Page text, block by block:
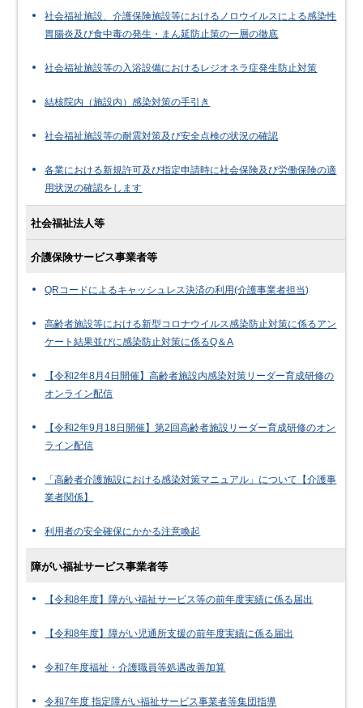
社会福祉施設、介護保険施設等におけるノロウイルスによる感染性
胃腸炎及び食中毒の発生・まん延防止策の一層の徹底
社会福祉施設等の入浴設備におけるレジオネラ症発生防止対策
結核院内（施設内）感染対策の手引き
社会福祉施設等の耐震対策及び安全点検の状況の確認
各業における新規許可及び指定申請時に社会保険及び労働保険の適
用状況の確認をします
社会福祉法人等
介護保険サービス事業者等
QRコードによるキャッシュレス決済の利用(介護事業者担当)
高齢者施設等における新型コロナウイルス感染防止対策に係るアン
ケート結果並びに感染防止対策に係るQ＆A
【令和2年8月4日開催】高齢者施設内感染対策リーダー育成研修の
オンライン配信
【令和2年9月18日開催】第2回高齢者施設リーダー育成研修のオン
ライン配信
「高齢者介護施設における感染対策マニュアル」について【介護事
業者関係】
利用者の安全確保にかかる注意喚起
障がい福祉サービス事業者等
【令和8年度】障がい福祉サービス等の前年度実績に係る届出
【令和8年度】障がい児通所支援の前年度実績に係る届出
令和7年度福祉・介護職員等処遇改善加算
令和7年度 指定障がい福祉サービス事業者等集団指導